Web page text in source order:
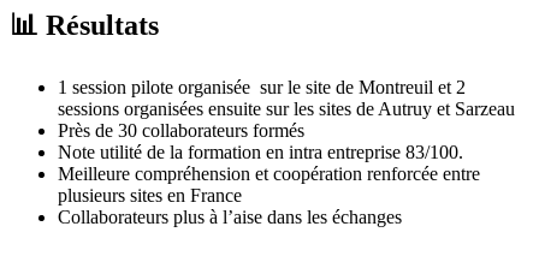
📊 Résultats
1 session pilote organisée sur le site de Montreuil et 2
sessions organisées ensuite sur les sites de Autruy et Sarzeau
Près de 30 collaborateurs formés
Note utilité de la formation en intra entreprise 83/100.
Meilleure compréhension et coopération renforcée entre
plusieurs sites en France
Collaborateurs plus à l’aise dans les échanges